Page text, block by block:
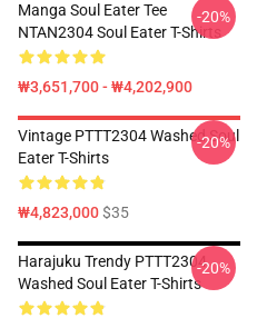
Manga Soul Eater Tee
NTAN2304 Soul Eater T-Shirts
₩3,651,700 - ₩4,202,900
-20%
Vintage PTTT2304 Washed Soul
Eater T-Shirts
₩4,823,000$35
-20%
Harajuku Trendy PTTT2304
Washed Soul Eater T-Shirts
-20%